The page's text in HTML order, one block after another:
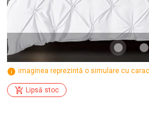
imaginea reprezintă o simulare cu
Lipsă stoc